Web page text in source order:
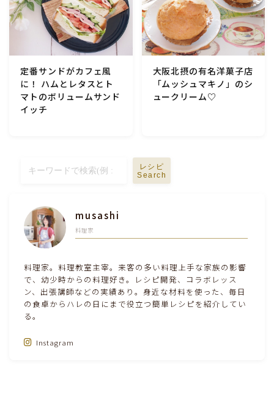
圧力鍋使用の料理
ソース・ドレッシング・たれ・ディップ類
ドリンク・シロップ・ジャム類
テーブルコーディネート・食器・調理器具
離乳食・キッズメニュー
その他徒然
定番サンドがカフェ風
に！ ハムとレタスとト
マトのボリュームサンド
イッチ
大阪北摂の有名洋菓子店
「ムッシュマキノ」のシ
ュークリーム♡
レシピ
Search
musashi
料理家
料理家。料理教室主宰。来客の多い料理上手な家族の影響
で、幼少時からの料理好き。レシピ開発、コラボレッス
ン、出張講師などの実績あり。身近な材料を使った、毎日
の食卓からハレの日にまで役立つ簡単レシピを紹介してい
る。
Instagram